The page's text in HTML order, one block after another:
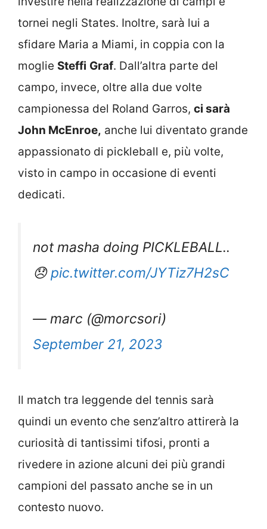
tornei negli States. Inoltre, sarà lui a
sfidare Maria a Miami, in coppia con la
moglie Steffi Graf. Dall’altra parte del
campo, invece, oltre alla due volte
campionessa del Roland Garros, ci sarà
John McEnroe, anche lui diventato grande
appassionato di pickleball e, più volte,
visto in campo in occasione di eventi
dedicati.
not masha doing PICKLEBALL..
😞 pic.twitter.com/JYTiz7H2sC
— marc (@morcsori)
September 21, 2023
Il match tra leggende del tennis sarà
quindi un evento che senz’altro attirerà la
curiosità di tantissimi tifosi, pronti a
rivedere in azione alcuni dei più grandi
campioni del passato anche se in un
contesto nuovo.